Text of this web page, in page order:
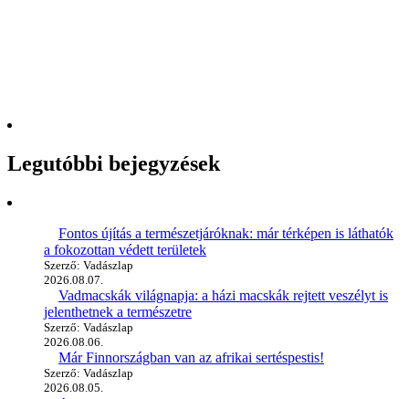
Legutóbbi bejegyzések
Fontos újítás a természetjáróknak: már térképen is láthatók
a fokozottan védett területek
Szerző: Vadászlap
2026.08.07.
Vadmacskák világnapja: a házi macskák rejtett veszélyt is
jelenthetnek a természetre
Szerző: Vadászlap
2026.08.06.
Már Finnországban van az afrikai sertéspestis!
Szerző: Vadászlap
2026.08.05.